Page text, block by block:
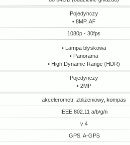
Pojedynczy
• 8MP, AF
1080p - 30fps
• Lampa błyskowa
• Panorama
• High Dynamic Range (HDR)
Pojedynczy
• 2MP
akcelerometr, zbliżeniowy, kompas
IEEE 802.11 a/b/g/n
v 4
GPS, A-GPS